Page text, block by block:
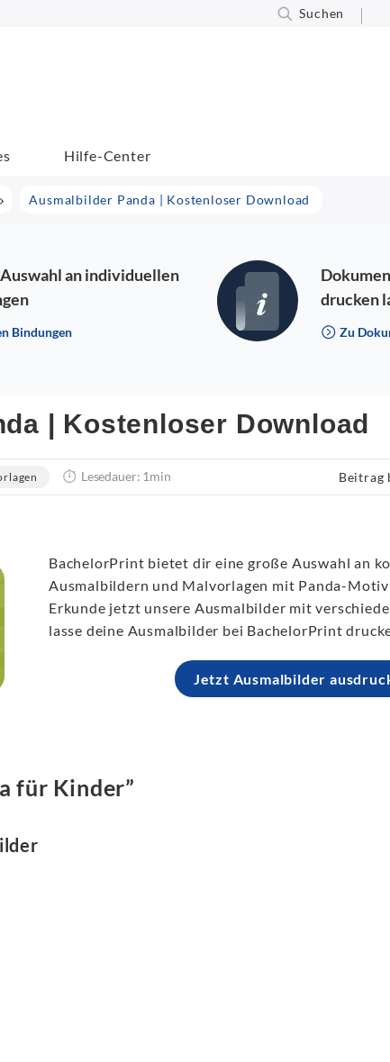
Suchen
Hilfe-Center
Ausmalbilder Panda | Kostenloser Download
an individuellen
Bindungen
drucken
Zu
| Kostenloser Download
Lesedauer: 1min Beitrag
BachelorPrint bietet dir eine große Auswahl an
Ausmalbildern und Malvorlagen mit Panda-Motiv
Erkunde jetzt unsere Ausmalbilder mit
lasse deine Ausmalbilder bei BachelorPrint
Jetzt Ausmalbilder
für Kinder”